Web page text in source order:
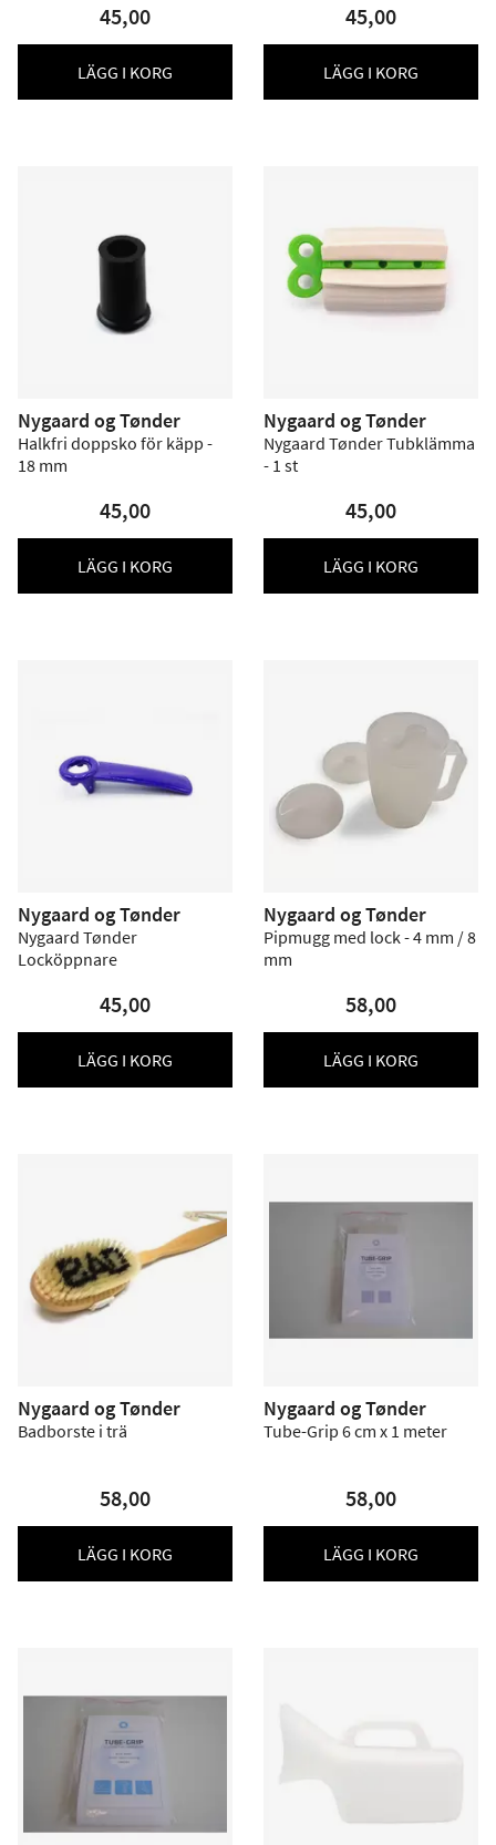
45,00
LÄGG I KORG
45,00
LÄGG I KORG
Nygaard og Tønder
Halkfri doppsko för käpp -
18 mm
45,00
LÄGG I KORG
Nygaard og Tønder
Nygaard Tønder Tubklämma
- 1 st
45,00
LÄGG I KORG
Nygaard og Tønder
Nygaard Tønder
Locköppnare
45,00
LÄGG I KORG
Nygaard og Tønder
Pipmugg med lock - 4 mm / 8
mm
58,00
LÄGG I KORG
Nygaard og Tønder
Badborste i trä
58,00
LÄGG I KORG
Nygaard og Tønder
Tube-Grip 6 cm x 1 meter
58,00
LÄGG I KORG